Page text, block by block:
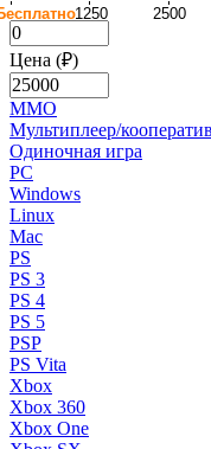
1250 2500
Цена (₽)
MMO
Мультиплеер/кооператив
Одиночная игра
PC
Windows
Linux
Mac
PS
PS 3
PS 4
PS 5
PSP
PS Vita
Xbox
Xbox 360
Xbox One